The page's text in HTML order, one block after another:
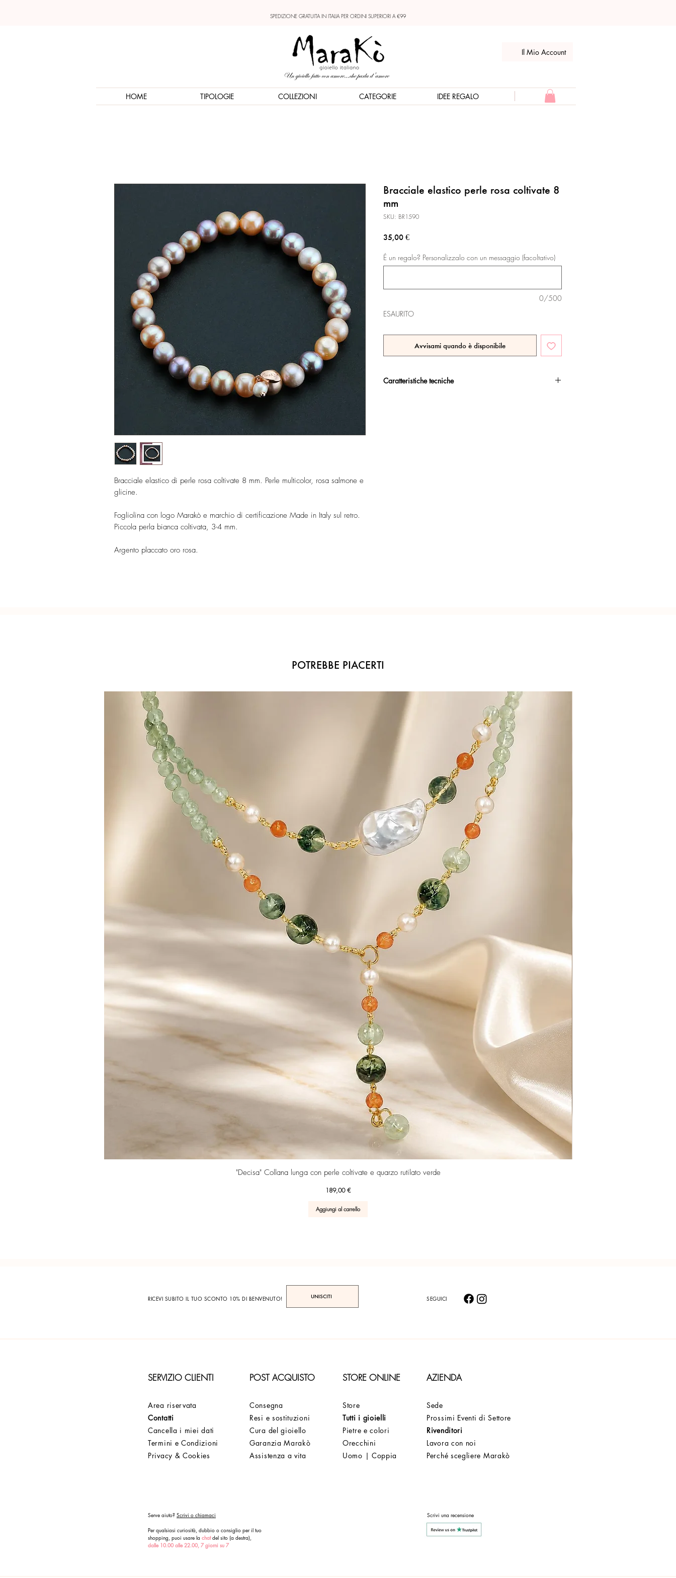
SPEDIZIONE GRATUITA IN ITALIA PER ORDINI SUPERIORI A €99
Il Mio Account
HOME TIPOLOGIE COLLEZIONI CATEGORIE IDEE REGALO
Bracciale elastico di perle rosa coltivate 8 mm. Perle multicolor, rosa salmone e
glicine.
Fogliolina con logo Marakò e marchio di certificazione Made in Italy sul retro.
Piccola perla bianca coltivata, 3-4 mm.
Argento placcato oro rosa.
Bracciale elastico perle rosa coltivate 8
mm
SKU: BR1590
35,00 €Prezzo
É un regalo? Personalizzalo con un messaggio (facoltativo)
0/500
ESAURITO
Avvisami quando è disponibile
Caratteristiche tecniche
POTREBBE PIACERTI
Vista rapida
"Decisa" Collana lunga con perle coltivate e quarzo rutilato verde
Prezzo
189,00 €
Aggiungi al carrello
RICEVI SUBITO IL TUO SCONTO 10% DI BENVENUTO! UNISCITI SEGUICI
SERVIZIO CLIENTI POST ACQUISTO STORE ONLINE AZIENDA
Area riservata
Contatti
Cancella i miei dati
Termini e Condizioni
Privacy & Cookies
Consegna
Resi e sostituzioni
Cura del gioiello
Garanzia Marakò
Assistenza a vita
Store
Tutti i gioielli
Pietre e colori
Orecchini
Uomo | Coppia
Sede
Prossimi Eventi di Settore
Rivenditori
Lavora con noi
Perché scegliere Marakò
Serve aiuto? Scrivi o chiamaci
Per qualsiasi curiosità, dubbio o consiglio per il tuo
shopping, puoi usare la chatdel sito (a destra),
dalle 10.00 alle 22.00, 7 giorni su 7
Scrivi una recensione